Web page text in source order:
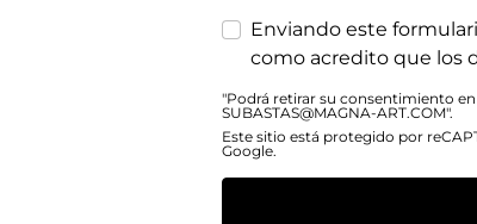
Enviando este
como acredito que los
"Podrá retirar su consentimiento
SUBASTAS@MAGNA-ART.COM".
Este sitio está protegido por
Google.